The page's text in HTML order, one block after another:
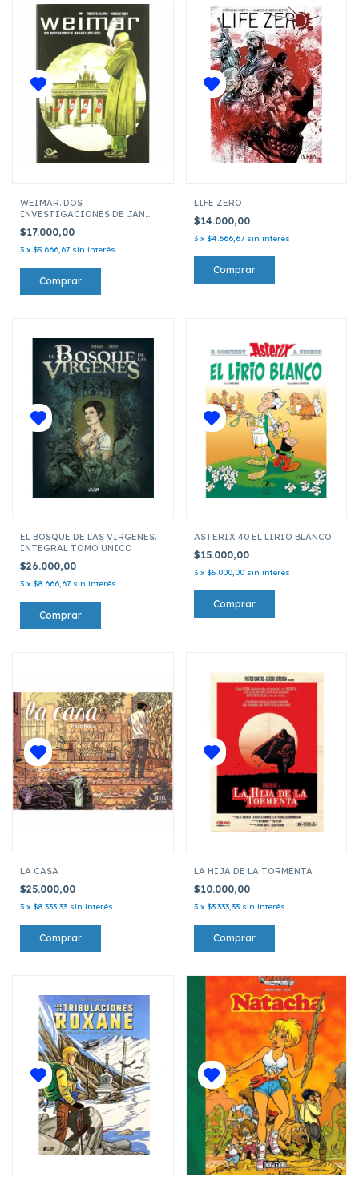
WEIMAR. DOS
INVESTIGACIONES DE JAN
$17.000,00
3 x $5.666,67 sin interés
LIFE ZERO
$14.000,00
3 x $4.666,67 sin interés
EL BOSQUE DE LAS VIRGENES.
INTEGRAL TOMO UNICO
$26.000,00
3 x $8.666,67 sin interés
ASTERIX 40 EL LIRIO BLANCO
$15.000,00
3 x $5.000,00 sin interés
LA CASA
$25.000,00
3 x $8.333,33 sin interés
LA HIJA DE LA TORMENTA
$10.000,00
3 x $3.333,33 sin interés